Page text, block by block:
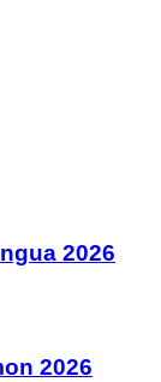
2026
2026